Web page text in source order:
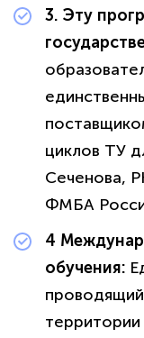
3. Эту
циклов ТУ
Сеченова,
ФМБА
4
обучения: